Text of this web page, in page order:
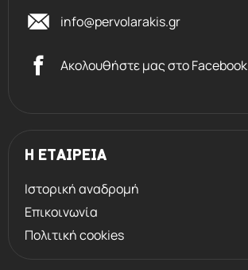
info@pervolarakis.gr
Ακολουθήστε μας στο Facebook
Η ΕΤΑΙΡΕΙΑ
Ιστορική αναδρομή
Επικοινωνία
Πολιτική cookies